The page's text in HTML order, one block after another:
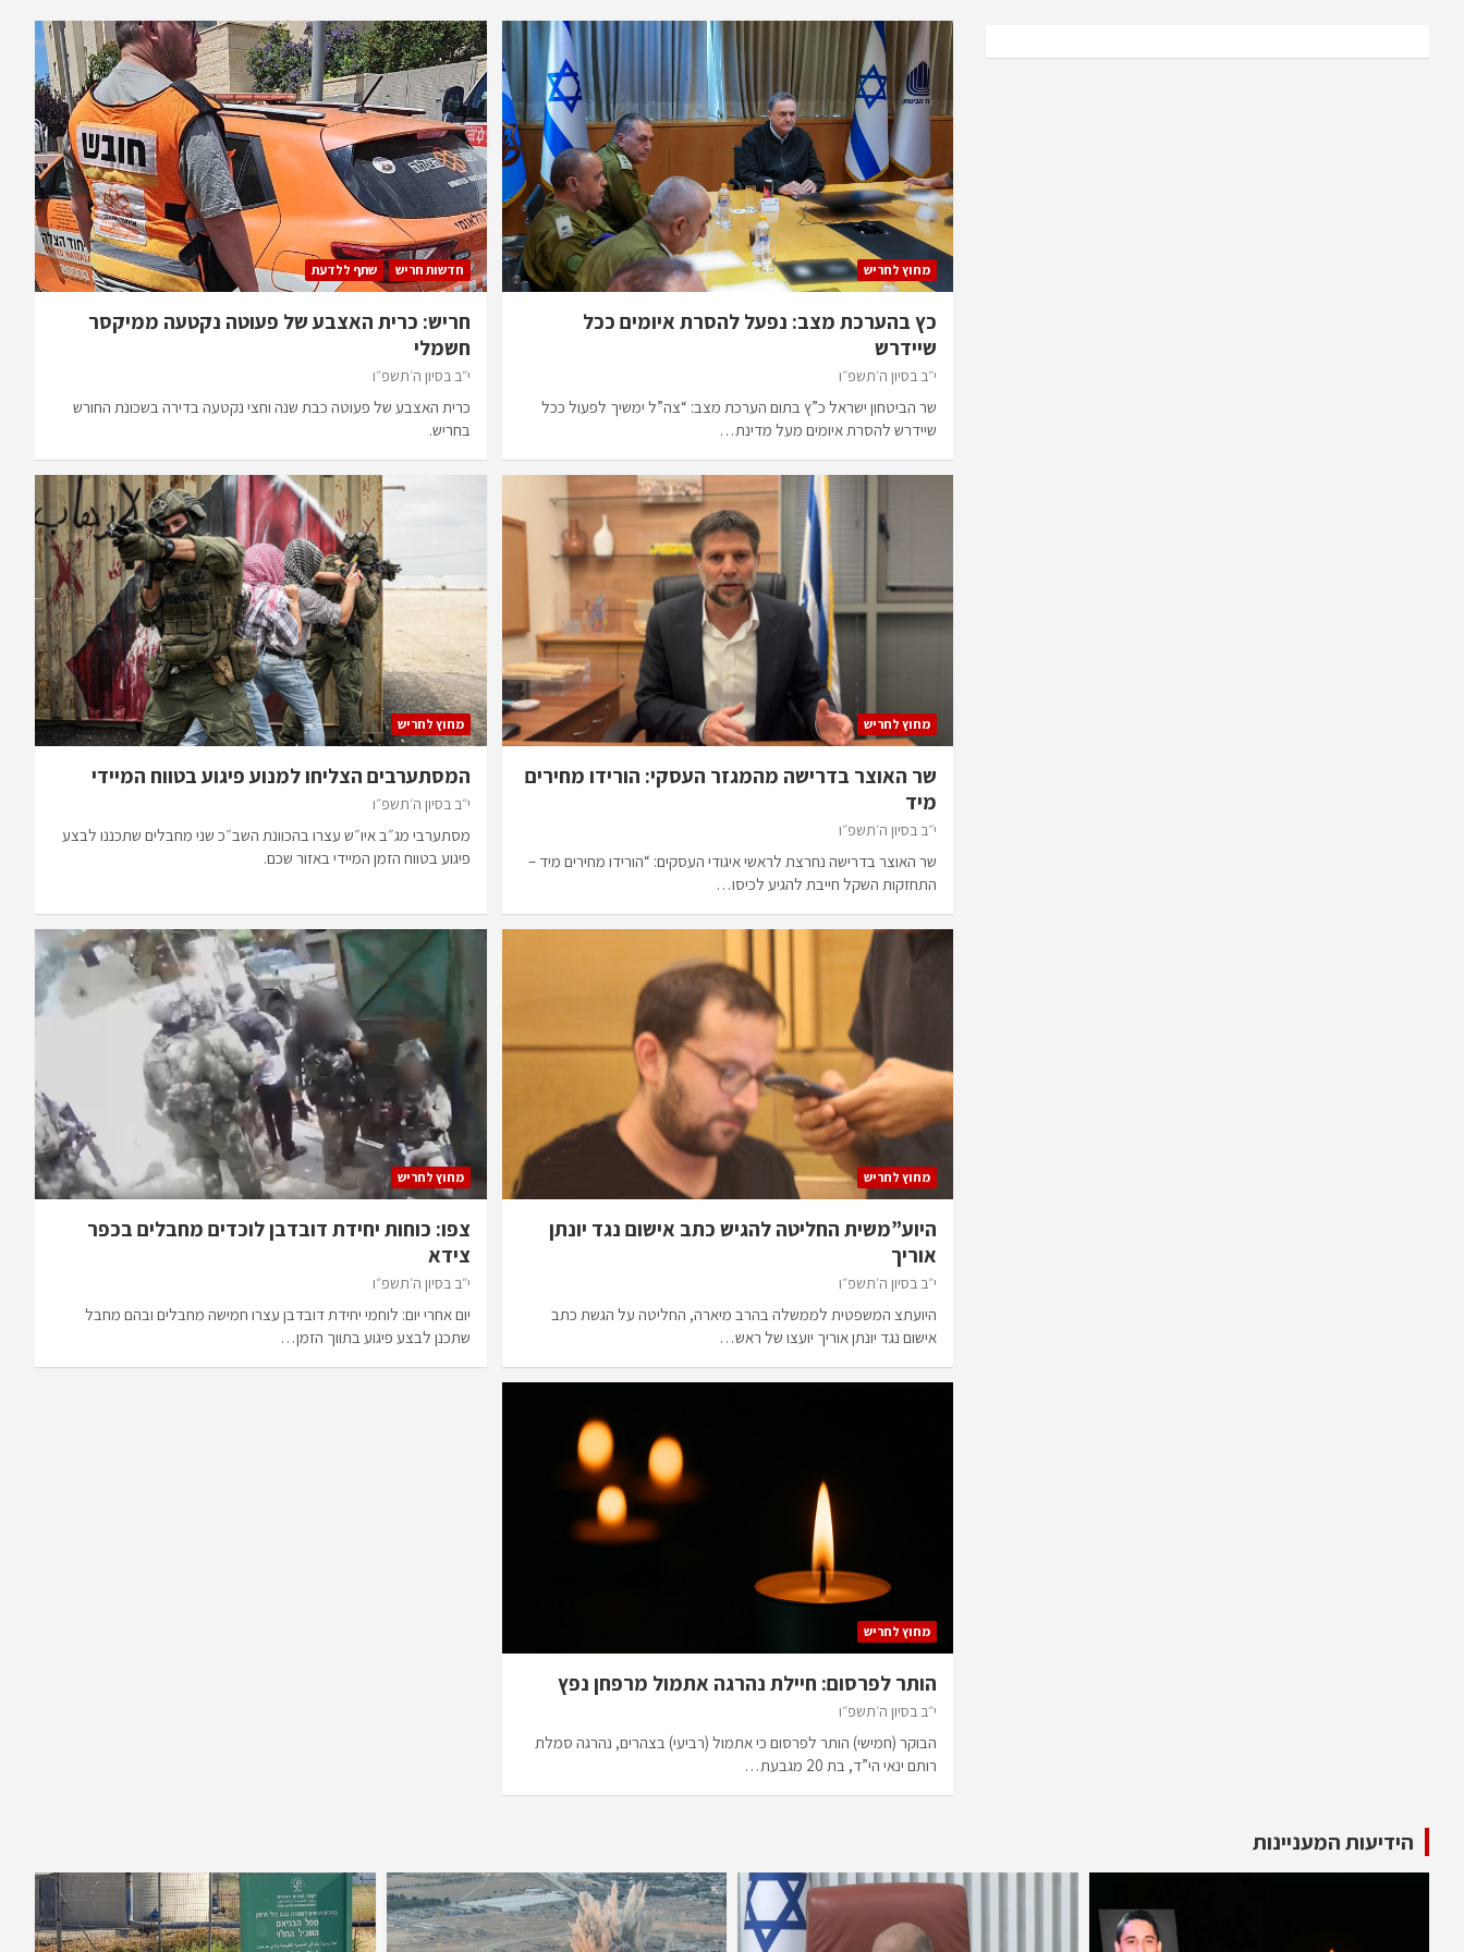
מחוץ לחריש
כץ בהערכת מצב: נפעל להסרת איומים ככל
שיידרש
י״ב בסיון ה׳תשפ״ו
שר הביטחון ישראל כ”ץ בתום הערכת מצב: “צה”ל ימשיך לפעול ככל
שיידרש להסרת איומים מעל מדינת…
חדשות חריש שתף ללדעת
חריש: כרית האצבע של פעוטה נקטעה ממיקסר
חשמלי
י״ב בסיון ה׳תשפ״ו
כרית האצבע של פעוטה כבת שנה וחצי נקטעה בדירה בשכונת החורש
בחריש.
מחוץ לחריש
שר האוצר בדרישה מהמגזר העסקי: הורידו מחירים
מיד
י״ב בסיון ה׳תשפ״ו
שר האוצר בדרישה נחרצת לראשי איגודי העסקים: “הורידו מחירים מיד –
התחזקות השקל חייבת להגיע לכיסו…
מחוץ לחריש
המסתערבים הצליחו למנוע פיגוע בטווח המיידי
י״ב בסיון ה׳תשפ״ו
מסתערבי מג״ב איו״ש עצרו בהכוונת השב״כ שני מחבלים שתכננו לבצע
פיגוע בטווח הזמן המיידי באזור שכם.
מחוץ לחריש
היוע”משית החליטה להגיש כתב אישום נגד יונתן
אוריך
י״ב בסיון ה׳תשפ״ו
היועתצ המשפטית לממשלה בהרב מיארה, החליטה על הגשת כתב
אישום נגד יונתן אוריך יועצו של ראש…
מחוץ לחריש
צפו: כוחות יחידת דובדבן לוכדים מחבלים בכפר
צידא
י״ב בסיון ה׳תשפ״ו
יום אחרי יום: לוחמי יחידת דובדבן עצרו חמישה מחבלים ובהם מחבל
שתכנן לבצע פיגוע בתווך הזמן…
מחוץ לחריש
הותר לפרסום: חיילת נהרגה אתמול מרפחן נפץ
י״ב בסיון ה׳תשפ״ו
הבוקר (חמישי) הותר לפרסום כי אתמול (רביעי) בצהרים, נהרגה סמלת
רותם ינאי הי”ד, בת 20 מגבעת…
הידיעות המעניינות